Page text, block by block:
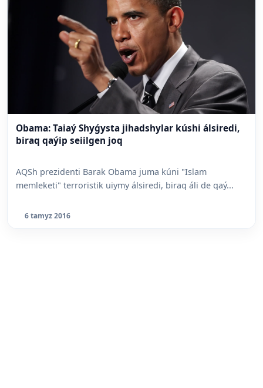
Obama: Taiaý Shyǵysta jihadshylar kúshi álsiredi,
biraq qaýip seiilgen joq
AQSh prezidenti Barak Obama juma kúni "Islam
memleketi" terroristik uiymy álsiredi, biraq áli de qaý...
6 tamyz 2016